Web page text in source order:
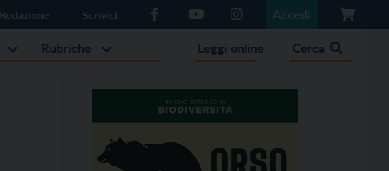
Redazione Scrivici Accedi
Rubriche Leggi online Cerca